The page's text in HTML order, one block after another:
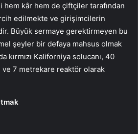
kâr hem de çiftçiler tarafından
edilmekte ve girişimcilerin
Büyük sermaye gerektirmeyen bu
şeyler bir defaya mahsus olmak
kırmızı Kaliforniya solucanı, 40
ve 7 metrekare reaktör olarak